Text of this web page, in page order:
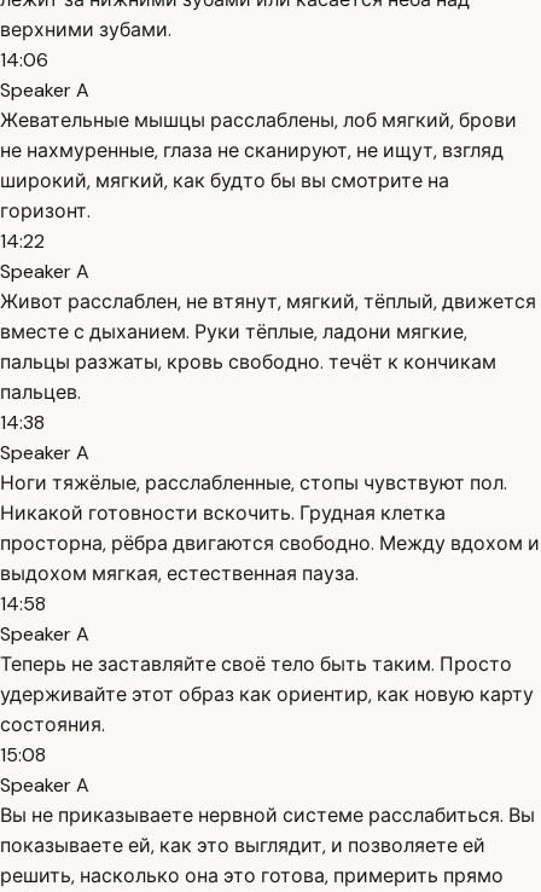
верхними зубами.
14:06
Speaker A
Жевательные мышцы расслаблены, лоб мягкий, брови
не нахмуренные, глаза не сканируют, не ищут, взгляд
широкий, мягкий, как будто бы вы смотрите на
горизонт.
14:22
Speaker A
Живот расслаблен, не втянут, мягкий, тёплый, движется
вместе с дыханием. Руки тёплые, ладони мягкие,
пальцы разжаты, кровь свободно. течёт к кончикам
пальцев.
14:38
Speaker A
Ноги тяжёлые, расслабленные, стопы чувствуют пол.
Никакой готовности вскочить. Грудная клетка
просторна, рёбра двигаются свободно. Между вдохом и
выдохом мягкая, естественная пауза.
14:58
Speaker A
Теперь не заставляйте своё тело быть таким. Просто
удерживайте этот образ как ориентир, как новую карту
состояния.
15:08
Speaker A
Вы не приказываете нервной системе расслабиться. Вы
показываете ей, как это выглядит, и позволяете ей
решить, насколько она это готова, примерить прямо